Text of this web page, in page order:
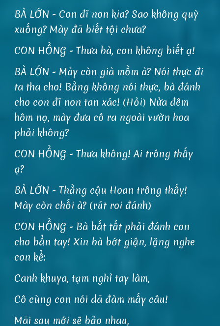
BÀ LỚN - Con đĩ non kia? Sao không quỳ
xuống? Mày đã biết tội chưa?
CON HỒNG - Thưa bà, con không biết ạ!
BÀ LỚN - Mày còn già mồm à? Nói thực đi
ta tha cho! Bằng không nói thực, bà đánh
cho con đĩ non tan xác! (Hỏi) Nửa đêm
hôm nọ, mày đưa cô ra ngoài vườn hoa
phải không?
CON HỒNG - Thưa không! Ai trông thấy
ạ?
BÀ LỚN - Thằng cậu Hoan trông thấy!
Mày còn chối à? (rút roi đánh)
CON HỒNG - Bà bất tất phải đánh con
cho bẩn tay! Xin bà bớt giận, lặng nghe
con kể:
Canh khuya, tạm nghỉ tay làm,
Cô cùng con nói dã đàm mấy câu!
Mãi sau mới sẽ bảo nhau,